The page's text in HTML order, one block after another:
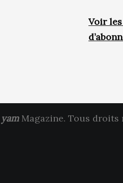
Voir
yamMagazine. Tous droits